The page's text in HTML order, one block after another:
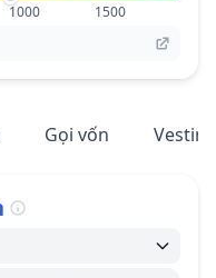
1000
1500
Gọi vốn Vesting